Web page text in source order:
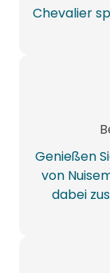
Chevalier
Genießen
von
dabei